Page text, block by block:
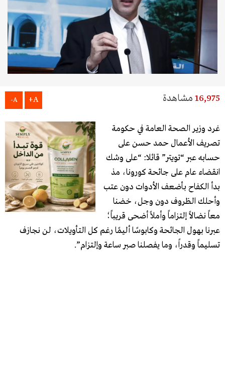
16,975 مشاهدة A+
A-
غرد وزير الصحة العامة في حكومة
تصريف الأعمال حمد حسن على
حسابه عبر “تويتر” قائلا: “على وشك
انقضاء عام على جائحة كورونا، مذ
بدأ الكفاح بأضعف الأدوات دون عتب
وأحلك الظروف دون وجل، خضنا
معاً نضالاً إلتزاماً وأملاً أضحى قريباً؛
عبرنا بهول الجائحة وكابوسًا أليمًا رغم كل التأويلات، لن نجازف
تسليماً وقدراً، وما يفصلنا صبر ساعة وإلتزام”.